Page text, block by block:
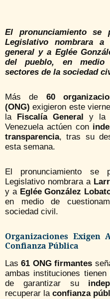
El pronunciamiento se
Legislativo nombrara
general y a Eglée
del pueblo, en medio
sectores de la sociedad
Más de 60
(ONG) exigieron este
la Fiscalía General y la
Venezuela actúen con
transparencia, tras su
esta semana.
El pronunciamiento se
Legislativo nombrara a
y a Eglée González
en medio de
sociedad civil.
Organizaciones Exigen
Confianza Pública
Las61 ONG firmantes
ambas instituciones
de garantizar su
recuperar la confianza